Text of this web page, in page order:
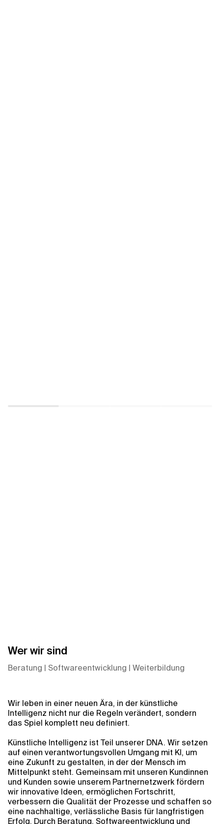
Wer wir sind
Beratung | Softwareentwicklung | Weiterbildung
Wir leben in einer neuen Ära, in der künstliche
Intelligenz nicht nur die Regeln verändert, sondern
das Spiel komplett neu definiert.
Künstliche Intelligenz ist Teil unserer DNA. Wir setzen
auf einen verantwortungsvollen Umgang mit KI, um
eine Zukunft zu gestalten, in der der Mensch im
Mittelpunkt steht. Gemeinsam mit unseren Kundinnen
und Kunden sowie unserem Partnernetzwerk fördern
wir innovative Ideen, ermöglichen Fortschritt,
verbessern die Qualität der Prozesse und schaffen so
eine nachhaltige, verlässliche Basis für langfristigen
Erfolg. Durch Beratung, Softwareentwicklung und